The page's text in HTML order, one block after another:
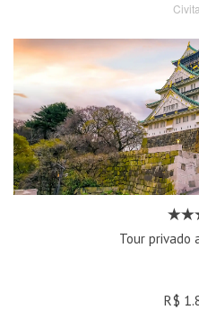
Tour privado
R$